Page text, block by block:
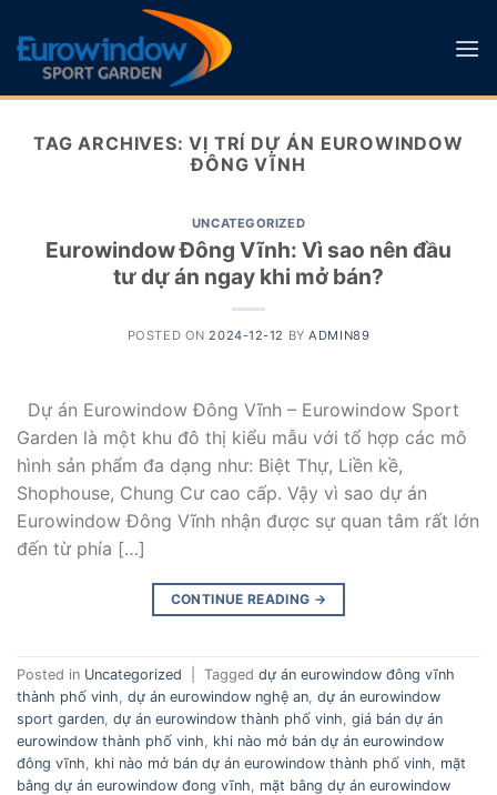
content
TAG ARCHIVES:VỊ TRÍ DỰ ÁN EUROWINDOW
ĐÔNG VĨNH
UNCATEGORIZED
Eurowindow Đông Vĩnh: Vì sao nên đầu
tư dự án ngay khi mở bán?
POSTED ON 2024-12-12 BYADMIN89
Dự án Eurowindow Đông Vĩnh – Eurowindow Sport
Garden là một khu đô thị kiểu mẫu với tổ hợp các mô
hình sản phẩm đa dạng như: Biệt Thự, Liền kề,
Shophouse, Chung Cư cao cấp. Vậy vì sao dự án
Eurowindow Đông Vĩnh nhận được sự quan tâm rất lớn
đến từ phía […]
CONTINUE READING →
Posted in Uncategorized Tagged dự án eurowindow đông vĩnh
thành phố vinh dự án eurowindow nghệ an dự án eurowindow
sport garden dự án eurowindow thành phố vinh giá bán dự án
eurowindow thành phố vinh
khi nào mở bán dự án eurowindow
đông vĩnh
khi nào mở bán dự án eurowindow thành phố vinh
mặt
bằng dự án eurowindow đong vĩnh
mặt bằng dự án eurowindow